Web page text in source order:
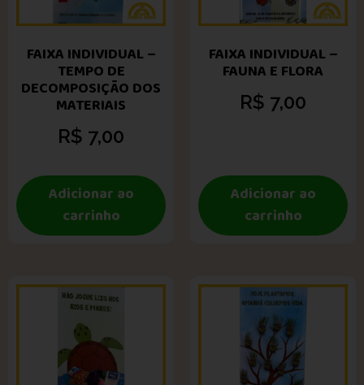
FAIXA INDIVIDUAL –
TEMPO DE
DECOMPOSIÇÃO DOS
MATERIAIS
R$ 7,00
Adicionar ao
carrinho
FAIXA INDIVIDUAL –
FAUNA E FLORA
R$ 7,00
Adicionar ao
carrinho